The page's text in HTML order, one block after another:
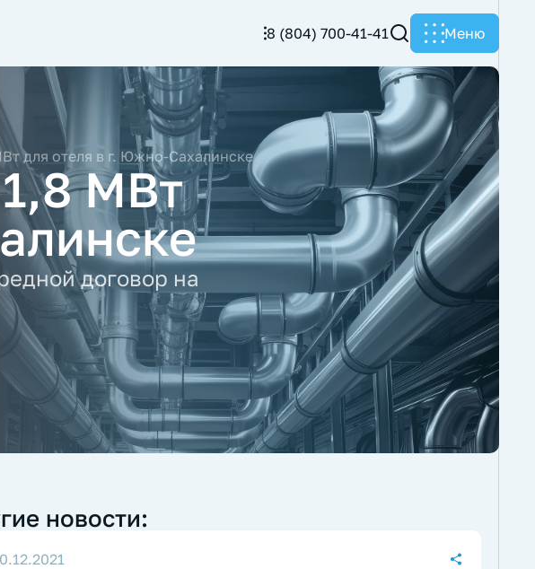
8 (804) 700-41-41 Меню
для отеля в г. Южно-Сахалинске
МВт
договор на
новости: